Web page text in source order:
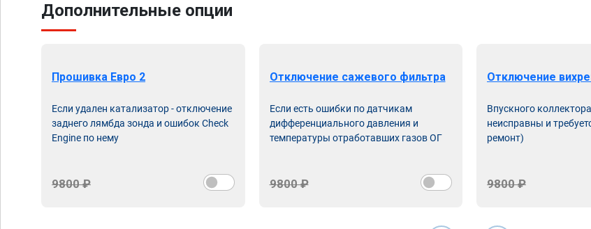
Дополнительные опции
Прошивка Евро 2
Если удален катализатор - отключение
заднего лямбда зонда и ошибок Check
Engine по нему
9800 ₽
Отключение сажевого фильтра
Если есть ошибки по датчикам
дифференциального давления и
температуры отработавших газов ОГ
9800 ₽
Отключение
Впускного
неисправны и
ремонт)
9800 ₽